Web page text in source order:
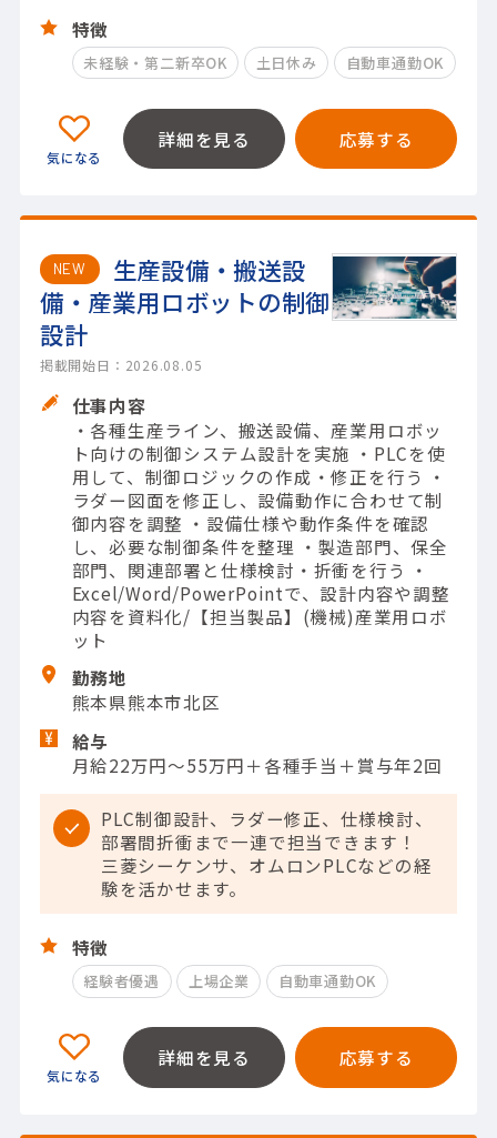
特徴
未経験・第二新卒OK 土日休み 自動車通勤OK
詳細を見る 応募する
NEW
生産設備・搬送設
備・産業用ロボットの制御
設計
掲載開始日：2026.08.05
仕事内容
・各種生産ライン、搬送設備、産業用ロボッ
ト向けの制御システム設計を実施 ・PLCを使
用して、制御ロジックの作成・修正を行う ・
ラダー図面を修正し、設備動作に合わせて制
御内容を調整 ・設備仕様や動作条件を確認
し、必要な制御条件を整理 ・製造部門、保全
部門、関連部署と仕様検討・折衝を行う ・
Excel/Word/PowerPointで、設計内容や調整
内容を資料化/【担当製品】(機械)産業用ロボ
ット
勤務地
熊本県熊本市北区
給与
月給22万円～55万円＋各種手当＋賞与年2回
PLC制御設計、ラダー修正、仕様検討、
部署間折衝まで一連で担当できます！
三菱シーケンサ、オムロンPLCなどの経
験を活かせます。
特徴
経験者優遇 上場企業 自動車通勤OK
詳細を見る 応募する